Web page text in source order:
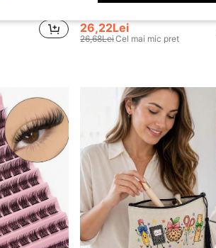
26,22Lei
26,68LeiCel mai mic pret